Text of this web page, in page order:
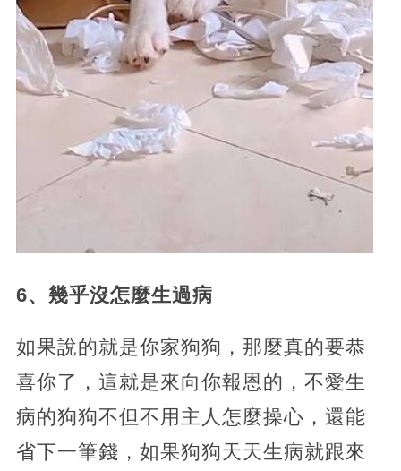
6、幾乎沒怎麼生過病
如果說的就是你家狗狗，那麼真的要恭
喜你了，這就是來向你報恩的，不愛生
病的狗狗不但不用主人怎麼操心，還能
省下一筆錢，如果狗狗天天生病就跟來